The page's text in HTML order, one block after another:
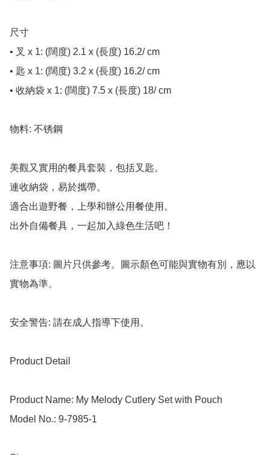
尺寸
• 叉 x 1: (闊度) 2.1 x (長度) 16.2/ cm
• 匙 x 1: (闊度) 3.2 x (長度) 16.2/ cm
• 收納袋 x 1: (闊度) 7.5 x (長度) 18/ cm
物料: 不锈鋼
美觀又實用的餐具套裝，包括叉匙。
連收納袋，易於攜帶。
適合出遊野餐，上學和辦公用餐使用。
出外自備餐具，一起加入綠色生活吧！
注意事項: 圖片只供參考。圖示顏色可能與實物有別，應以
實物為準。
安全警告: 請在成人指導下使用。
Product Detail
Product Name: My Melody Cutlery Set with Pouch
Model No.: 9-7985-1